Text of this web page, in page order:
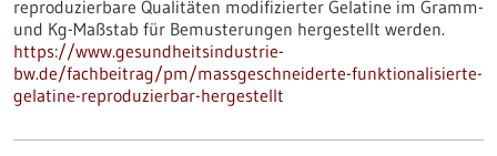
reproduzierbare Qualitäten modifizierter Gelatine im Gramm-
und Kg-Maßstab für Bemusterungen hergestellt werden.
https://www.gesundheitsindustrie-
bw.de/fachbeitrag/pm/massgeschneiderte-funktionalisierte-
gelatine-reproduzierbar-hergestellt